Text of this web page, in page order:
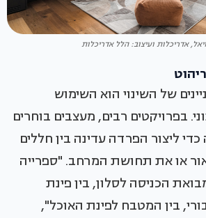
אדריכלות ועיצוב: הלל אדריכלות
של השינוי הוא השימוש
בפרויקטים רבים, מעצבים בוחרים
ליצור הפרדה עדינה בין חללים
או את תחושת המרחב. "ספרייה
הכניסה לסלון, בין פינת
בין המטבח לפינת האוכל",